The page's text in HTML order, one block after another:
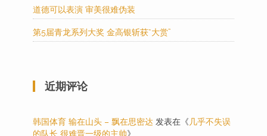
道德可以表演 审美很难伪装
第5届青龙系列大奖 金高银斩获“大赏”
近期评论
韩国体育 输在山头 – 飘在思密达 发表在《 几乎不失误
的队长 很难晋一级的主帅》